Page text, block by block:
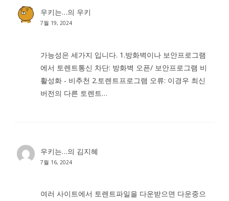
우키는…의 우키
7월 19, 2024
가능성은 세가지 입니다. 1.방화벽이나 보안프로그램
에서 토렌트통신 차단: 방화벽 오픈/ 보안프로그램 비
활성화 - 비추천 2.토렌트프로그램 오류: 이경우 최신
버전의 다른 토렌트…
우키는…의 김지혜
7월 16, 2024
여러 사이트에서 토렌트파일을 다운받으면 다운중으